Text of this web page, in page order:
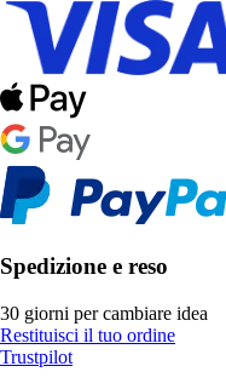
Spedizione e reso
30 giorni per cambiare idea
Restituisci il tuo ordine
Trustpilot